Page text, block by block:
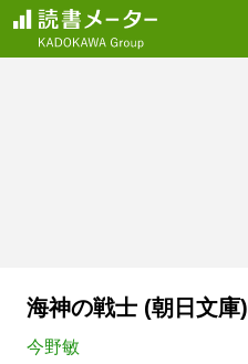
海神の戦士 (朝日文庫)
今野敏